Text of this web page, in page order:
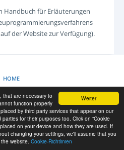
Weiter
that are necessary to
function properly
by third party services that appear on our
for their purposes too. Click on “Cookie
on your device and how they are used. If
changing your settings, we'll assume that you
website. Cookie-Richtlinien
Handbuch für Erläuterungen
der Website zur Verfügung).
HOME
RICHTLINIE
MATERIAL